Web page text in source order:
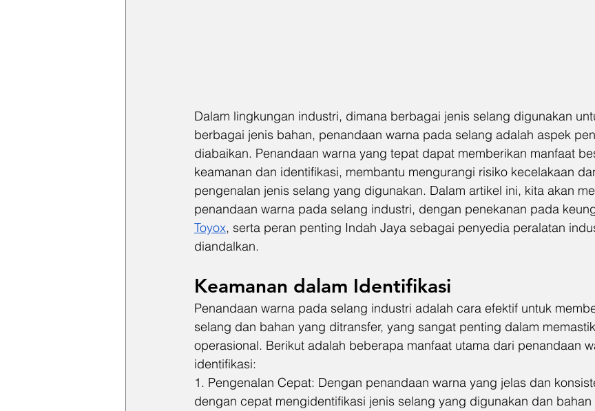
Dalam lingkungan industri, dimana berbagai jenis selang digunakan
berbagai jenis bahan, penandaan warna pada selang adalah aspek
diabaikan. Penandaan warna yang tepat dapat memberikan manfaat
keamanan dan identifikasi, membantu mengurangi risiko kecelakaan
pengenalan jenis selang yang digunakan. Dalam artikel ini, kita akan
penandaan warna pada selang industri, dengan penekanan pada
Toyox, serta peran penting Indah Jaya sebagai penyedia peralatan
diandalkan.
Keamanan dalam Identifikasi
Penandaan warna pada selang industri adalah cara efektif untuk
selang dan bahan yang ditransfer, yang sangat penting dalam
operasional. Berikut adalah beberapa manfaat utama dari penandaan
identifikasi:
1. Pengenalan Cepat: Dengan penandaan warna yang jelas dan
dengan cepat mengidentifikasi jenis selang yang digunakan dan bahan